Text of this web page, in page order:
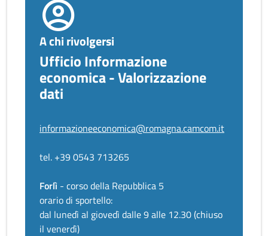
A chi rivolgersi
Ufficio Informazione
economica - Valorizzazione
dati
informazioneeconomica@romagna.camcom.it
tel. +39 0543 713265
Forlì - corso della Repubblica 5
orario di sportello:
dal lunedì al giovedì dalle 9 alle 12.30 (chiuso
il venerdì)